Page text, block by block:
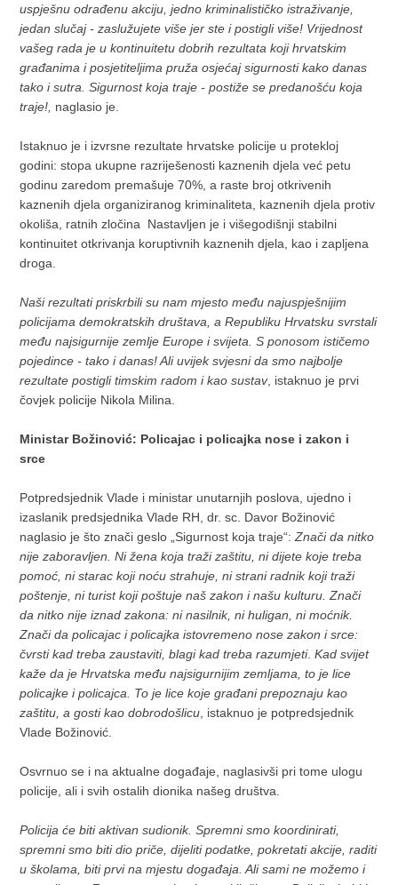
uspješnu odrađenu akciju, jedno kriminalističko istraživanje,
jedan slučaj - zaslužujete više jer ste i postigli više! Vrijednost
vašeg rada je u kontinuitetu dobrih rezultata koji hrvatskim
građanima i posjetiteljima pruža osjećaj sigurnosti kako danas
tako i sutra. Sigurnost koja traje - postiže se predanošću koja
traje!, naglasio je.
Istaknuo je i izvrsne rezultate hrvatske policije u protekloj
godini: stopa ukupne razriješenosti kaznenih djela već petu
godinu zaredom premašuje 70%, a raste broj otkrivenih
kaznenih djela organiziranog kriminaliteta, kaznenih djela protiv
okoliša, ratnih zločina Nastavljen je i višegodišnji stabilni
kontinuitet otkrivanja koruptivnih kaznenih djela, kao i zapljena
droga.
Naši rezultati priskrbili su nam mjesto među najuspješnijim
policijama demokratskih društava, a Republiku Hrvatsku svrstali
među najsigurnije zemlje Europe i svijeta. S ponosom ističemo
pojedince - tako i danas! Ali uvijek svjesni da smo najbolje
rezultate postigli timskim radom i kao sustav, istaknuo je prvi
čovjek policije Nikola Milina.
Ministar Božinović: Policajac i policajka nose i zakon i
srce
Potpredsjednik Vlade i ministar unutarnjih poslova, ujedno i
izaslanik predsjednika Vlade RH, dr. sc. Davor Božinović
naglasio je što znači geslo „Sigurnost koja traje“: Znači da nitko
nije zaboravljen. Ni žena koja traži zaštitu, ni dijete koje treba
pomoć, ni starac koji noću strahuje, ni strani radnik koji traži
poštenje, ni turist koji poštuje naš zakon i našu kulturu. Znači
da nitko nije iznad zakona: ni nasilnik, ni huligan, ni moćnik.
Znači da policajac i policajka istovremeno nose zakon i srce:
čvrsti kad treba zaustaviti, blagi kad treba razumjeti.Kad svijet
kaže da je Hrvatska među najsigurnijim zemljama, to je lice
policajke i policajca. To je lice koje građani prepoznaju kao
zaštitu, a gosti kao dobrodošlicu , istaknuo je potpredsjednik
Vlade Božinović.
Osvrnuo se i na aktualne događaje, naglasivši pri tome ulogu
policije, ali i svih ostalih dionika našeg društva.
Policija će biti aktivan sudionik. Spremni smo koordinirati,
spremni smo biti dio priče, dijeliti podatke, pokretati akcije, raditi
u školama, biti prvi na mjestu događaja. Ali sami ne možemo i